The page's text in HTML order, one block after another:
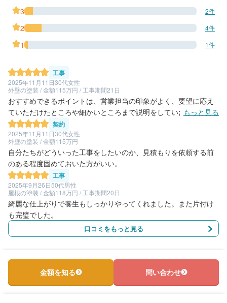
3 2件
2 4件
1 1件
工事
2025年11月11日30代女性
外壁の塗装 / 金額115万円 / 工事期間21日
おすすめできるポイントは、営業担当の印象がよく、要望に応え
ていただけたところや細かいところまで説明をしていただけて、
一番いいと感じた業者だったので決めた。 強いて言うのであれ
ば、予定の連絡が直前だった為、もう少し早くほしかったなと思
う。
もっと見る
契約
2025年11月11日30代女性
外壁の塗装 / 金額115万円
自分たちがどういった工事をしたいのか、見積もりを依頼する前
のある程度固めておいた方がいい。
工事
2025年9月26日50代男性
屋根の塗装 / 金額118万円 / 工事期間20日
綺麗な仕上がりで養生もしっかりやってくれました。また片付け
も完璧でした。
口コミをもっと見る
金額を知る 問い合わせ